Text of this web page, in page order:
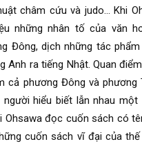
châm cứu và judo… Khi
những nhân tố của văn
Đông, dịch những tác
Anh ra tiếng Nhật. Quan
cả phương Đông và phương
người hiểu biết lẫn nhau
Ohsawa đọc cuốn sách có
cuốn sách vĩ đại của